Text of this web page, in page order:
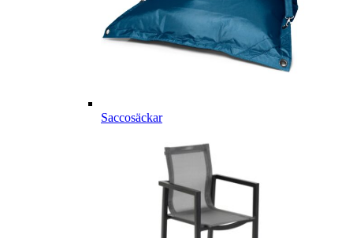
Saccosäckar